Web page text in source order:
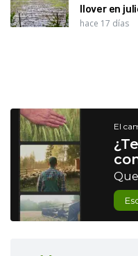
llover en
hace 17 días
El